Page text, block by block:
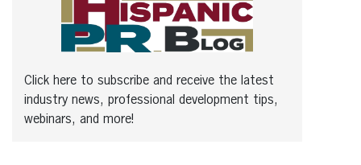
Click here to subscribe and receive the latest
industry news, professional development tips,
webinars, and more!